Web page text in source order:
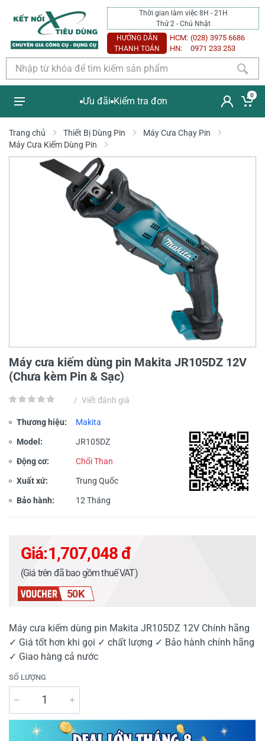
Thời gian làm việc 8H - 21H
Thứ 2 - Chủ Nhật
HƯỚNG DẪN
THANH TOÁN
HCM: (028) 3975 6686
HN:
0971 233 253
Ưu đãi Kiểm tra đơn
0
Trang chủ Thiết Bị Dùng Pin
Máy Cưa Chạy Pin
Máy Cưa Kiếm Dùng Pin
Máy cưa kiếm dùng pin Makita JR105DZ 12V
(Chưa kèm Pin & Sạc)
/ Viết đánh giá
Thương hiệu: Makita
Model: JR105DZ
Động cơ: Chổi Than
Xuất xứ: Trung Quốc
Bảo hành: 12 Tháng
Giá:1,707,048 đ
(Giá trên đã bao gồm thuế VAT)
50K
Máy cưa kiếm dùng pin Makita JR105DZ 12V Chính hãng
✓ Giá tốt hơn khi gọi ✓ chất lượng ✓ Bảo hành chính hãng
✓ Giao hàng cả nước
SỐ LƯỢNG